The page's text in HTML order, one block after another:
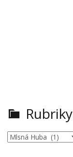
Rubriky
Rubriky